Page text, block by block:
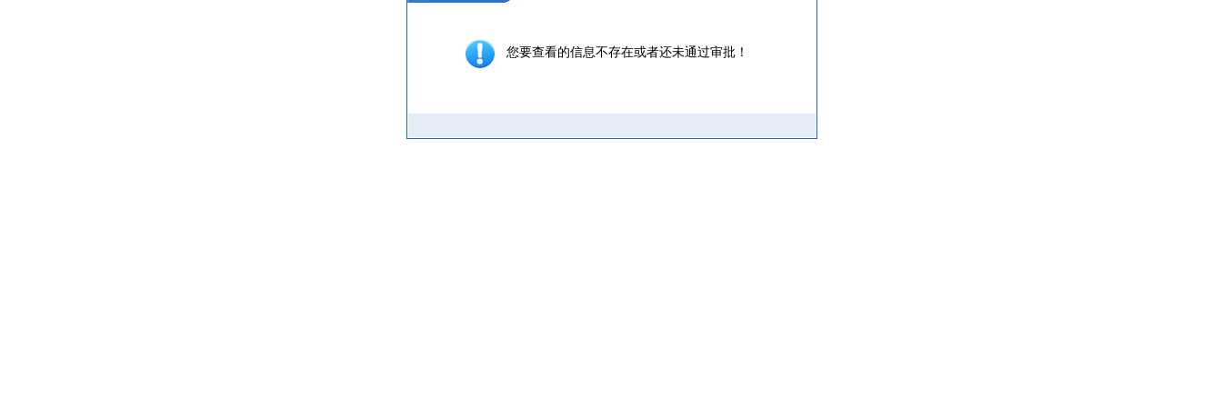
您要查看的信息不存在或者还未通过审批！